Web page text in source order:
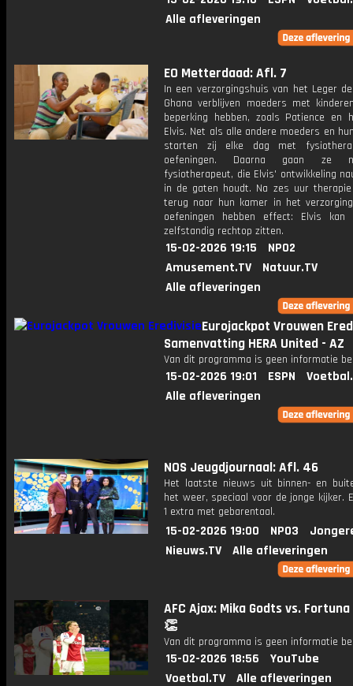
Alle afleveringen
EO Metterdaad: Afl. 7
In een verzorgingshuis van het Leger
Ghana verblijven moeders met
beperking hebben, zoals Patience en
Elvis. Net als alle andere moeders en
starten zij elke dag met
oefeningen. Daarna gaan ze
fysiotherapeut, die Elvis' ontwikkeling
in de gaten houdt. Na zes uur
terug naar hun kamer in het
oefeningen hebben effect: Elvis kan
zelfstandig rechtop zitten.
15-02-2026 19:15
NPO2
Amusement.TV
Natuur.TV
Alle afleveringen
Eurojackpot Vrouwen
Samenvatting HERA United - AZ
Van dit programma is geen informatie
15-02-2026 19:01 ESPN
Alle afleveringen
NOS Jeugdjournaal: Afl. 46
Het laatste nieuws uit binnen- en
het weer, speciaal voor de jonge kijker.
1 extra met gebarentaal.
15-02-2026 19:00 NPO3
Nieuws.TV
Alle afleveringen
AFC Ajax: Mika Godts vs.
👏
Van dit programma is geen informatie
15-02-2026 18:56
YouTube
Voetbal.TV
Alle afleveringen